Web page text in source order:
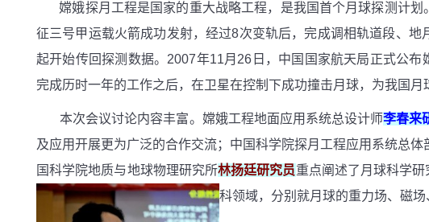
嫦娥探月工程是国家的重大战略工程，是我国首个月球探测计划
征三号甲运载火箭成功发射，经过8次变轨后，完成调相轨道段、地
起开始传回探测数据。 2007年11月 26 日，中国国家航天局正式公布
完成历时一年的工作之后，在卫星在控制下成功撞击月球，为我国月
本次会议讨论内容丰富。嫦娥工程地面应用系统总设计师李春来
及应用开展更为广泛的合作交流；中国科学院探月工程应用系统总体
国科学院地质与地球物理研究所林扬廷研究员重点阐述了月球科学
科领域，分别就月球的重力场、磁